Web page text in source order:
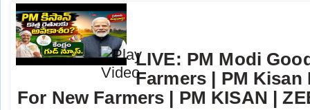
LIVE: PM Modi
Farmers | PM
For New Farmers | PM KISAN |